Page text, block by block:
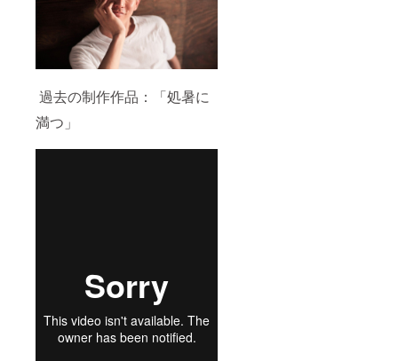
過去の制作作品：「処暑に
満つ」